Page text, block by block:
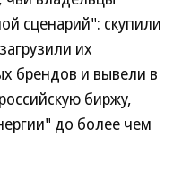
сценарий": скупили
их
брендов и вывели в
биржу,
до более чем